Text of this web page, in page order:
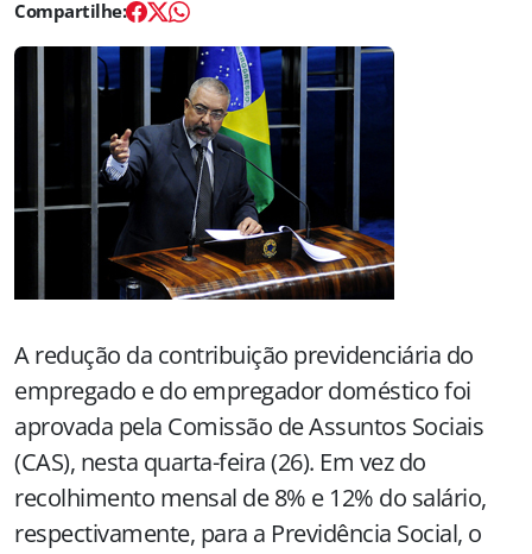
A redução da contribuição previdenciária do
empregado e do empregador doméstico foi
aprovada pela Comissão de Assuntos Sociais
(CAS), nesta quarta-feira (26). Em vez do
recolhimento mensal de 8% e 12% do salário,
respectivamente, para a Previdência Social, o